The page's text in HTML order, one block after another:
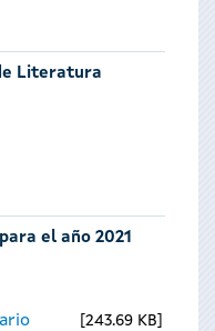
Literatura
el año 2021
243.69 KB